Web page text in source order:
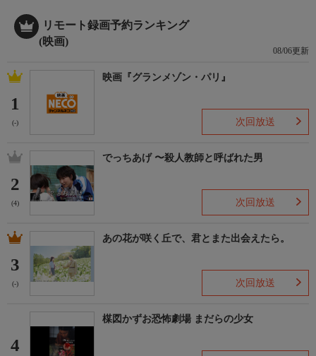
リモート録画予約ランキング
(映画)
08/06更新
1
(-)
映画『グランメゾン・パリ』
次回放送
2
(4)
でっちあげ 〜殺人教師と呼ばれた男
次回放送
3
(-)
あの花が咲く丘で、君とまた出会えたら。
次回放送
4
楳図かずお恐怖劇場 まだらの少女